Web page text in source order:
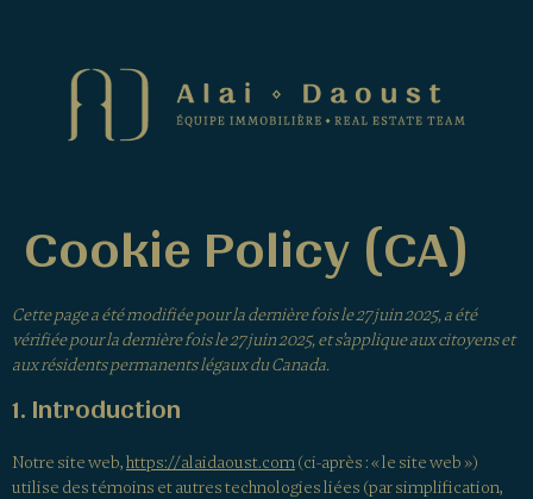
Cookie Policy (CA)
Cette page a été modifiée pour la dernière fois le 27 juin 2025, a été
vérifiée pour la dernière fois le 27 juin 2025, et s’applique aux citoyens et
aux résidents permanents légaux du Canada.
1. Introduction
Notre site web,https://alaidaoust.com(ci-après : « le site web »)
utilise des témoins et autres technologies liées (par simplification,